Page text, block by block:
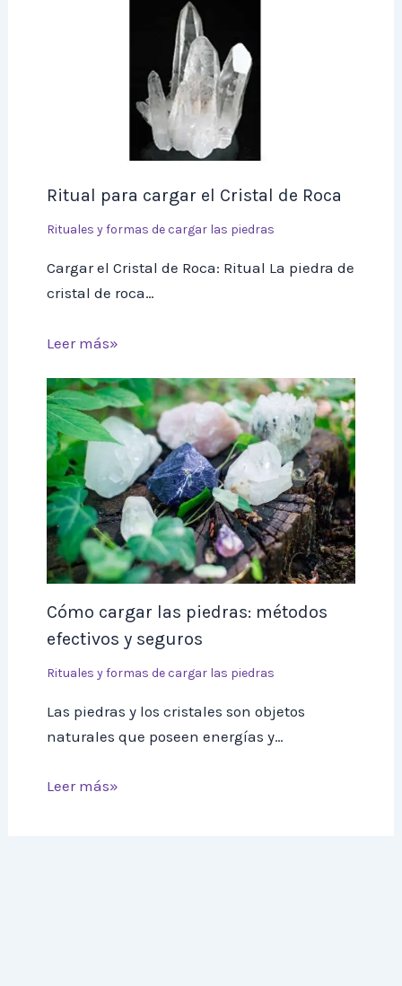
Ritual para cargar el Cristal de Roca
Rituales y formas de cargar las piedras
Cargar el Cristal de Roca: Ritual La piedra de
cristal de roca…
Leer más»
Cómo cargar las piedras: métodos
efectivos y seguros
Rituales y formas de cargar las piedras
Las piedras y los cristales son objetos
naturales que poseen energías y…
Leer más»